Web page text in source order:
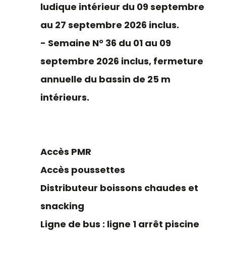
ludique intérieur du 09 septembre
au 27 septembre 2026 inclus.
- Semaine N° 36 du 01 au 09
septembre 2026 inclus, fermeture
annuelle du bassin de 25 m
intérieurs.
Accès PMR
Accès poussettes
Distributeur boissons chaudes et
snacking
Ligne de bus : ligne 1 arrêt piscine